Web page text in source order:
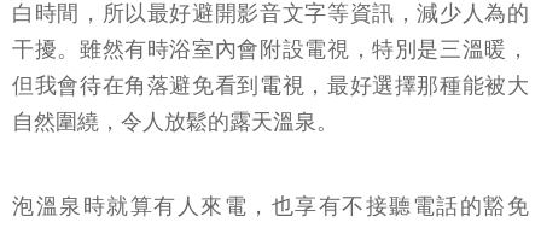
白時間，所以最好避開影音文字等資訊，減少人為的
干擾。雖然有時浴室內會附設電視，特別是三溫暖，
但我會待在角落避免看到電視，最好選擇那種能被大
自然圍繞，令人放鬆的露天溫泉。
泡溫泉時就算有人來電，也享有不接聽電話的豁免